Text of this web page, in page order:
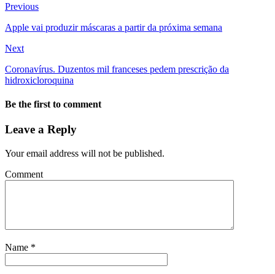
Previous
Apple vai produzir máscaras a partir da próxima semana
Next
Coronavírus. Duzentos mil franceses pedem prescrição da
hidroxicloroquina
Be the first to comment
Leave a Reply
Your email address will not be published.
Comment
Name *